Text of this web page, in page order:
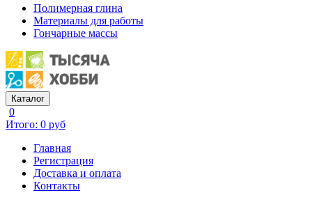
Полимерная глина
Материалы для работы
Гончарные массы
Каталог
0
Итого: 0 руб
Главная
Регистрация
Доставка и оплата
Контакты